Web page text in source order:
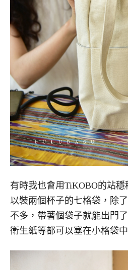
有時我也會用TiKOBO的站穩
以裝兩個杯子的七格袋，除
不多，帶著個袋子就能出門
衛生紙等都可以塞在小格袋中